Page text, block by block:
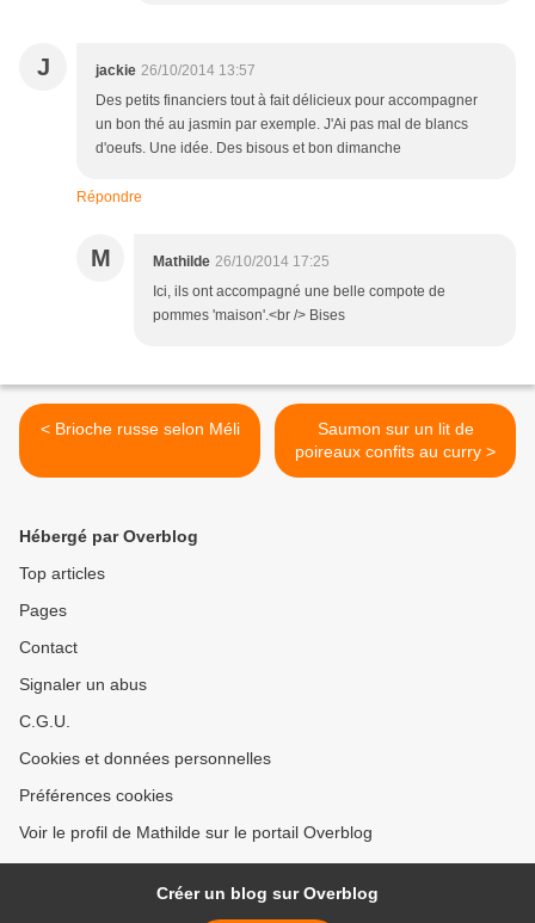
J jackie 26/10/2014 13:57
Des petits financiers tout à fait délicieux pour accompagner
un bon thé au jasmin par exemple. J'Ai pas mal de blancs
d'oeufs. Une idée. Des bisous et bon dimanche
Répondre
M Mathilde 26/10/2014 17:25
Ici, ils ont accompagné une belle compote de
pommes 'maison'.<br /> Bises
< Brioche russe selon Méli
Saumon sur un lit de
poireaux confits au curry >
Hébergé par Overblog
Top articles
Pages
Contact
Signaler un abus
C.G.U.
Cookies et données personnelles
Préférences cookies
Voir le profil de Mathilde sur le portail Overblog
Créer un blog sur Overblog